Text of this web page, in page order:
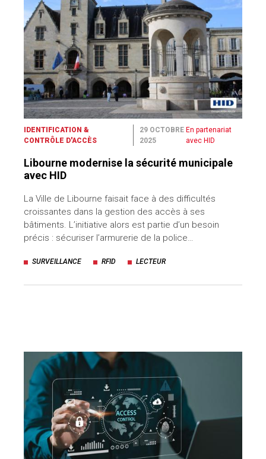
IDENTIFICATION &
CONTRÔLE D'ACCÈS
29 OCTOBRE
2025
En partenariat
avec HID
Libourne modernise la sécurité municipale
avec HID
La Ville de Libourne faisait face à des difficultés
croissantes dans la gestion des accès à ses
bâtiments. L’initiative alors est partie d’un besoin
précis : sécuriser l’armurerie de la police…
SURVEILLANCE RFID LECTEUR